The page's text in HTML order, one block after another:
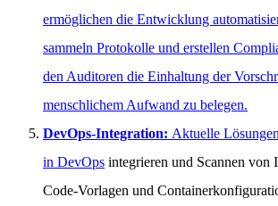
ermöglichen die Entwicklung
sammeln Protokolle und erstellen
den Auditoren die Einhaltung der
menschlichem Aufwand zu belegen.
DevOps-Integration: Aktuelle
in DevOps integrieren und Scannen von
Code-Vorlagen und